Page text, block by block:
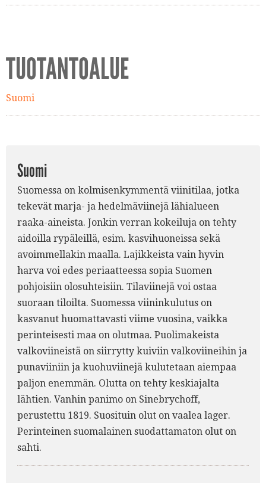
TUOTANTOALUE
Suomi
Suomi
Suomessa on kolmisenkymmentä viinitilaa, jotka
tekevät marja- ja hedelmäviinejä lähialueen
raaka-aineista. Jonkin verran kokeiluja on tehty
aidoilla rypäleillä, esim. kasvihuoneissa sekä
avoimmellakin maalla. Lajikkeista vain hyvin
harva voi edes periaatteessa sopia Suomen
pohjoisiin olosuhteisiin. Tilaviinejä voi ostaa
suoraan tiloilta. Suomessa viininkulutus on
kasvanut huomattavasti viime vuosina, vaikka
perinteisesti maa on olutmaa. Puolimakeista
valkoviineistä on siirrytty kuiviin valkoviineihin ja
punaviiniin ja kuohuviinejä kulutetaan aiempaa
paljon enemmän. Olutta on tehty keskiajalta
lähtien. Vanhin panimo on Sinebrychoff,
perustettu 1819. Suosituin olut on vaalea lager.
Perinteinen suomalainen suodattamaton olut on
sahti.